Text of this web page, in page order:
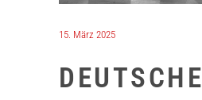
15. März 2025
DEUTSCHE